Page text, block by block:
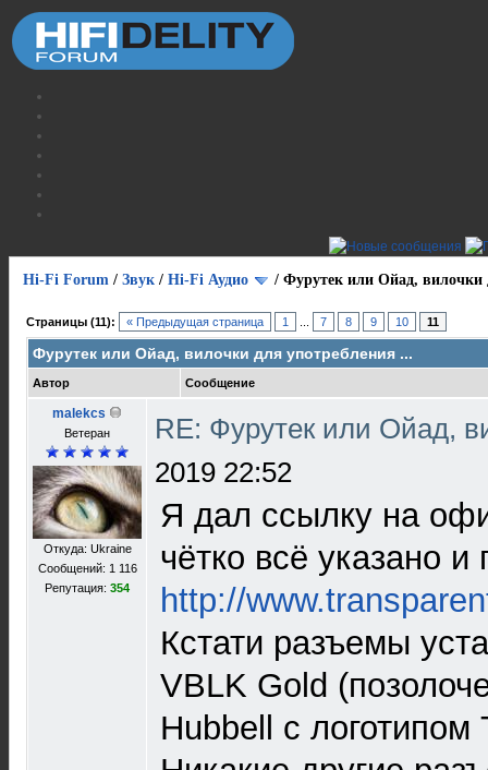
Hi-Fi Forum / Звук / Hi-Fi Аудио / Фурутек или Ойад, вилочки
Страницы (11): « Предыдущая страница 1 7 8 9 10 11
Фурутек или Ойад, вилочки для употребления ...
Автор Сообщение
malekcs
Ветеран
Откуда: Ukraine
Сообщений: 1 116
Репутация: 354
RE: Фурутек или Ойад,
2019 22:52
Я дал ссылку на
чётко всё указано и
http://
Кстати разъемы
VBLK Gold
Hubbell с логотипом